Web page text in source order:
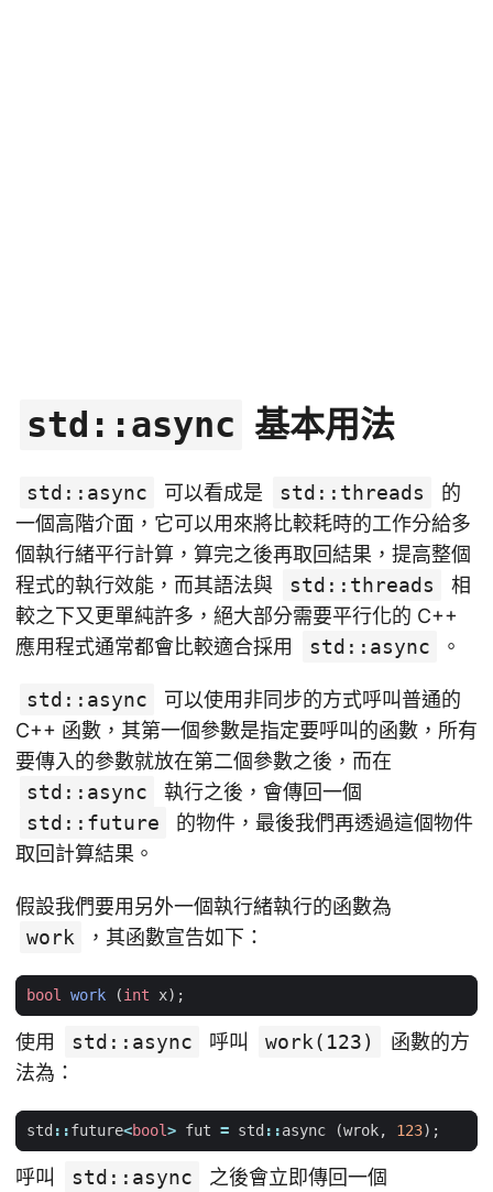
std::async 基本用法
std::async 可以看成是 std::threads
的
一個高階介面，它可以用來將比較耗時的工作分給多
個執行緒平行計算，算完之後再取回結果，提高整個
程式的執行效能，而其語法與
std::threads
相
較之下又更單純許多，絕大部分需要平行化的 C++
應用程式通常都會比較適合採用
std::async 。
std::async
可以使用非同步的方式呼叫普通的
C++ 函數，其第一個參數是指定要呼叫的函數，所有
要傳入的參數就放在第二個參數之後，而在
std::async
執行之後，會傳回一個
std::future
的物件，最後我們再透過這個物件
取回計算結果。
假設我們要用另外一個執行緒執行的函數為
work
，其函數宣告如下：
bool work (int x);
使用 std::async 呼叫 work(123)
函數的方
法為：
std ::future<bool> fut = std ::async (wrok, 123);
呼叫 std::async 之後會立即傳回一個